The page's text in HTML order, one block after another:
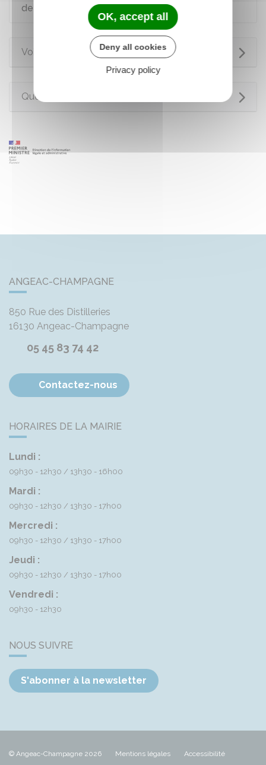
de conduire
Voir aussi
Questions ? Réponses !
ANGEAC-CHAMPAGNE
850 Rue des Distilleries
16130 Angeac-Champagne
05 45 83 74 42
Contactez-nous
HORAIRES DE LA MAIRIE
Lundi :
09h30 - 12h30 13h30 - 16h00
Mardi :
09h30 - 12h30 13h30 - 17h00
Mercredi :
09h30 - 12h30 13h30 - 17h00
Jeudi :
09h30 - 12h30 13h30 - 17h00
Vendredi :
09h30 - 12h30
NOUS SUIVRE
S'abonner à la newsletter
© Angeac-Champagne 2026 Mentions légales
Accessibilité
OK, accept all
Deny all cookies
Privacy policy